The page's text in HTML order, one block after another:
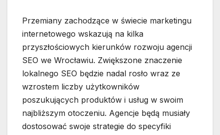
Przemiany zachodzące w świecie marketingu
internetowego wskazują na kilka
przyszłościowych kierunków rozwoju agencji
SEO we Wrocławiu. Zwiększone znaczenie
lokalnego SEO będzie nadal rosło wraz ze
wzrostem liczby użytkowników
poszukujących produktów i usług w swoim
najbliższym otoczeniu. Agencje będą musiały
dostosować swoje strategie do specyfiki